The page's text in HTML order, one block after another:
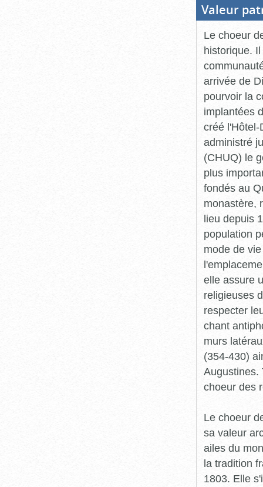
Valeur
Le choeur
historique.
arrivée de
pourvoir la
implantées
créé l'Hôtel-
administré
(CHUQ) le
plus
fondés au
monastère,
lieu depuis
population
mode de
elle assure
religieuses
respecter
chant
murs
(354-430)
Augustines.
choeur des
Le choeur
sa valeur
ailes du
la tradition
1803. Elle